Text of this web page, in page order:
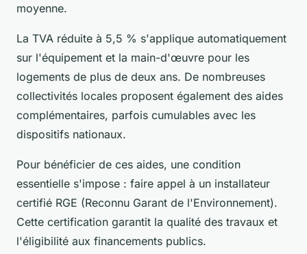
moyenne.
La TVA réduite à 5,5 % s'applique automatiquement
sur l'équipement et la main-d'œuvre pour les
logements de plus de deux ans. De nombreuses
collectivités locales proposent également des aides
complémentaires, parfois cumulables avec les
dispositifs nationaux.
Pour bénéficier de ces aides, une condition
essentielle s'impose : faire appel à un installateur
certifié RGE (Reconnu Garant de l'Environnement).
Cette certification garantit la qualité des travaux et
l'éligibilité aux financements publics.